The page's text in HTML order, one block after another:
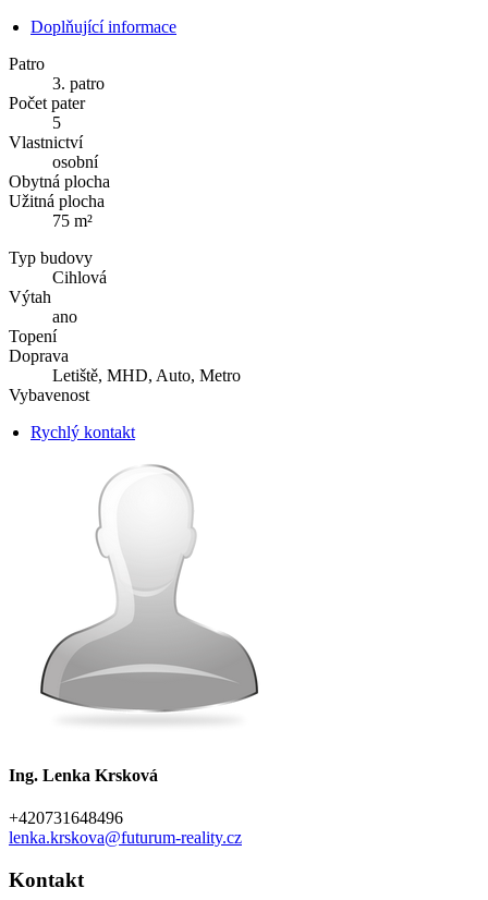
Doplňující informace
Patro
3. patro
Počet pater
5
Vlastnictví
osobní
Obytná plocha
Užitná plocha
75 m²
Typ budovy
Cihlová
Výtah
ano
Topení
Doprava
Letiště, MHD, Auto, Metro
Vybavenost
Rychlý kontakt
Ing. Lenka Krsková
+420731648496
lenka.krskova@futurum-reality.cz
Kontakt